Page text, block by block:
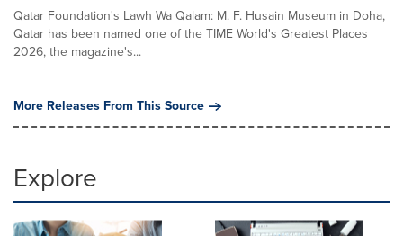
Qatar Foundation's Lawh Wa Qalam: M. F. Husain Museum in Doha,
Qatar has been named one of the TIME World's Greatest Places
2026, the magazine's...
More Releases From This Source
Explore